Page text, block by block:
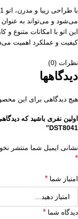
می‌شود و می‌تواند به
این اتو با امکانات متنوع و
کیفیت و عملکرد اهمیت
نظرات (0)
دیدگاهها
هیچ دیدگاهی برای این
اولین نفری باشید که
DST8041”
نشانی ایمیل شما منتشر
*
امتیاز شما *
دیدگاه شما *